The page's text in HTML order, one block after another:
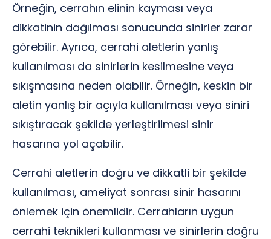
Örneğin, cerrahın elinin kayması veya
dikkatinin dağılması sonucunda sinirler zarar
görebilir. Ayrıca, cerrahi aletlerin yanlış
kullanılması da sinirlerin kesilmesine veya
sıkışmasına neden olabilir. Örneğin, keskin bir
aletin yanlış bir açıyla kullanılması veya siniri
sıkıştıracak şekilde yerleştirilmesi sinir
hasarına yol açabilir.
Cerrahi aletlerin doğru ve dikkatli bir şekilde
kullanılması, ameliyat sonrası sinir hasarını
önlemek için önemlidir. Cerrahların uygun
cerrahi teknikleri kullanması ve sinirlerin doğru